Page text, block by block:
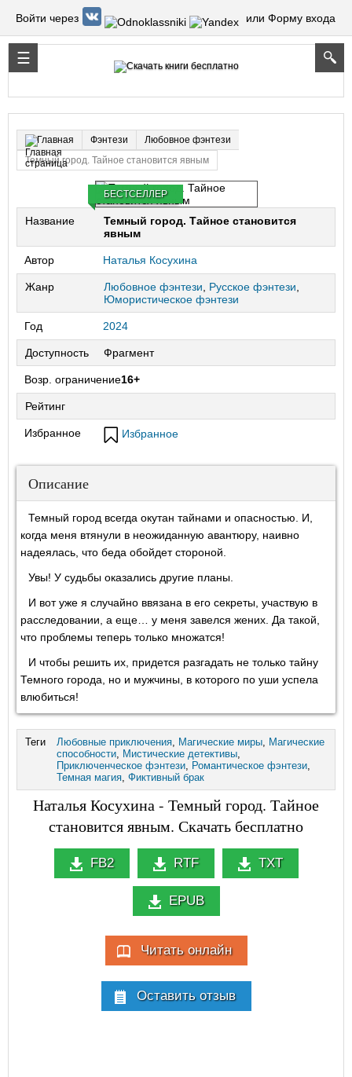
Войти через или Форму входа
Главная Фэнтези
Любовное фэнтези
Темный город. Тайное становится явным
БЕСТСЕЛЛЕР
Название
Темный город. Тайное становится
явным
Автор Наталья Косухина
Жанр Любовное фэнтези Русское фэнтези
Юмористическое фэнтези
Год 2024
Доступность Фрагмент
Возр. ограничение16+
Рейтинг
Избранное Избранное
Описание
Темный город всегда окутан тайнами и опасностью. И,
когда меня втянули в неожиданную авантюру, наивно
надеялась, что беда обойдет стороной.
Увы! У судьбы оказались другие планы.
И вот уже я случайно ввязана в его секреты, участвую в
расследовании, а еще… у меня завелся жених. Да такой,
что проблемы теперь только множатся!
И чтобы решить их, придется разгадать не только тайну
Темного города, но и мужчины, в которого по уши успела
влюбиться!
Теги Любовные приключения, Магические миры, Магические
способности, Мистические детективы,
Приключенческое фэнтези, Романтическое фэнтези,
Темная магия, Фиктивный брак
Наталья Косухина - Темный город. Тайное
становится явным. Скачать бесплатно
FB2 RTF TXT
EPUB
Читать онлайн
Оставить отзыв